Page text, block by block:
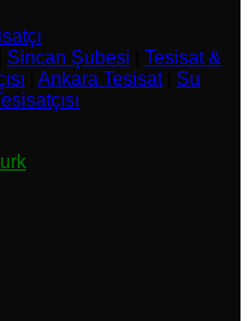
Sincan Şubesi
Tesisat &
Ankara Tesisat| Su